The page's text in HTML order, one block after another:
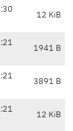
12 KiB
1941 B
3891 B
12 KiB